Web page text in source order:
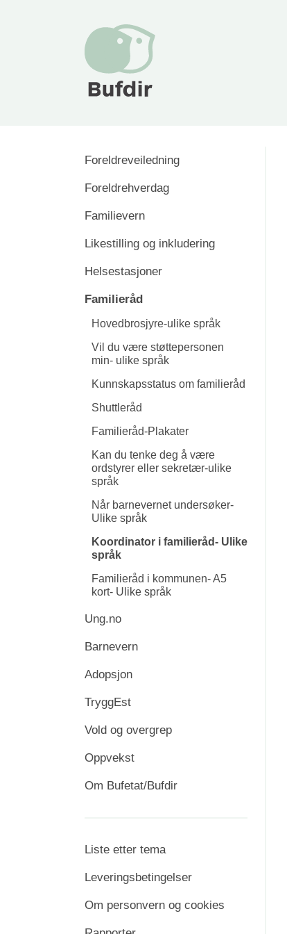
Foreldreveiledning
Foreldrehverdag
Familievern
Likestilling og inkludering
Helsestasjoner
Familieråd
Hovedbrosjyre-ulike språk
Vil du være støttepersonen
min- ulike språk
Kunnskapsstatus om familieråd
Shuttleråd
Familieråd-Plakater
Kan du tenke deg å være
ordstyrer eller sekretær-ulike
språk
Når barnevernet undersøker-
Ulike språk
Koordinator i familieråd- Ulike
språk
Familieråd i kommunen- A5
kort- Ulike språk
Ung.no
Barnevern
Adopsjon
TryggEst
Vold og overgrep
Oppvekst
Om Bufetat/Bufdir
Liste etter tema
Leveringsbetingelser
Om personvern og cookies